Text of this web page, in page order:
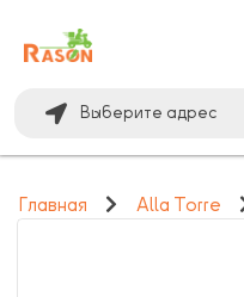
Выберите адрес
Главная Alla Torre